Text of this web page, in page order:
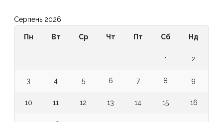
Серпень 2026
Пн Вт Ср Чт Пт Сб Нд
1 2
3 4 5 6 7 8 9
10 11 12 13 14 15 16